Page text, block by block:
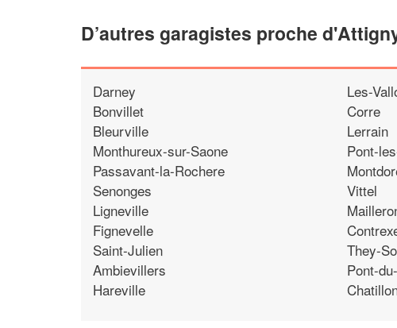
D’autres garagistes proche
Darney
Bonvillet
Bleurville
Monthureux-sur-Saone
Passavant-la-Rochere
Senonges
Ligneville
Fignevelle
Saint-Julien
Ambievillers
Hareville
Les-
Corre
Lerrain
Pont-
Vittel
They-
Pont-